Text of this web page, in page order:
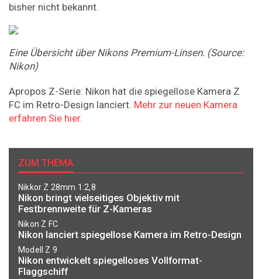
bisher nicht bekannt.
Eine Übersicht über Nikons Premium-Linsen. (Source:
Nikon)
Apropos Z-Serie: Nikon hat die spiegellose Kamera Z
FC im Retro-Design lanciert. Mehr zur neuen Kamera
erfahren Sie hier.
ZUM THEMA
Nikkor Z 28mm 1:2,8
Nikon bringt vielseitiges Objektiv mit
Festbrennweite für Z-Kameras
Nikon Z FC
Nikon lanciert spiegellose Kamera im Retro-Design
Modell Z 9
Nikon entwickelt spiegelloses Vollformat-
Flaggschiff